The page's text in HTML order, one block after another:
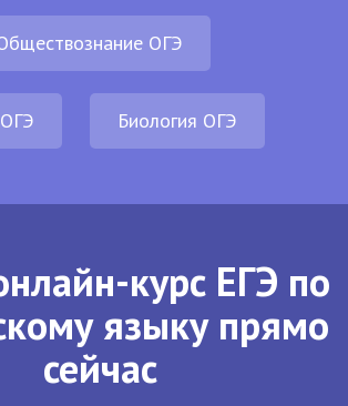
ОГЭ
Биология ОГЭ
курс ЕГЭ по
языку прямо
сейчас